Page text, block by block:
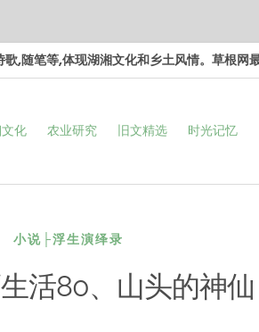
,随笔等,体现湖湘文化和乡土风情。草根网
化 农业研究 旧文精选 时光记忆
小说├浮生演绎录
活80、山头的神仙